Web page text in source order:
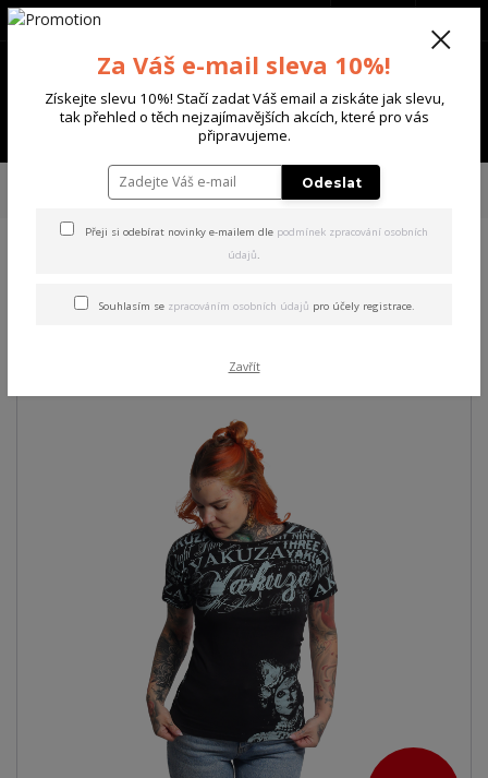
Menu
+420 702 136 620
TRIČKA & TÍLKA
Yakuza dámské tílko Catz Urban Crew
Urban Crew Neck T-Shirt
Za Váš e-mail sleva 10%!
Získejte slevu 10%! Stačí zadat Váš email a ziskáte jak slevu,
tak přehled o těch nejzajímavějších akcích, které pro vás
připravujeme.
Odeslat
Přeji si odebírat novinky e-mailem dle podmínek zpracování osobních
údajů.
Souhlasím se zpracováním osobních údajů pro účely registrace.
Zavřít